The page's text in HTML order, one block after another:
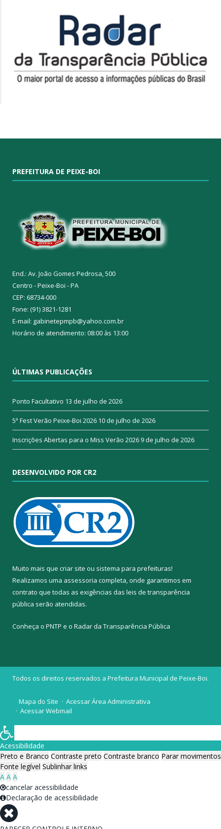
PREFEITURA DE PEIXE-BOI
End.: Av. João Gomes Pedrosa, 500
Centro - Peixe-Boi - PA
CEP: 68734-000
Fone: (91) 3821-1281
E-mail: gabinetepmpb@yahoo.com.br
Horário de atendimento: 08:00 às 13:00
ÚLTIMAS PUBLICAÇÕES
Ponto Facultativo 13 de julho de 2026
5ª Fest Verão Peixe-Boi 2026 10 de julho de 2026
Inscrições Abertas para o Miss Verão 20269 de julho de 2026
DESENVOLVIDO POR CR2
Muito mais que criar site ou sistema para prefeituras!
Realizamos uma assessoria completa, onde garantimos em
contrato que todas as exigências das leis de transparência
pública serão atendidas.
Conheça o PNTP e o Radar da Transparência Pública
Todos os direitos reservados a Prefeitura Municipal de Peixe-Boi.
Mapa do Site
Acessar Área Administrativa
Acessar Webmail
Acessibilidade
Preto e Branco Contraste preto Contraste branco Parar movimentos
Fonte legível Sublinhar links
A A A
cancelar acessibilidade
Declaração de acessibilidade